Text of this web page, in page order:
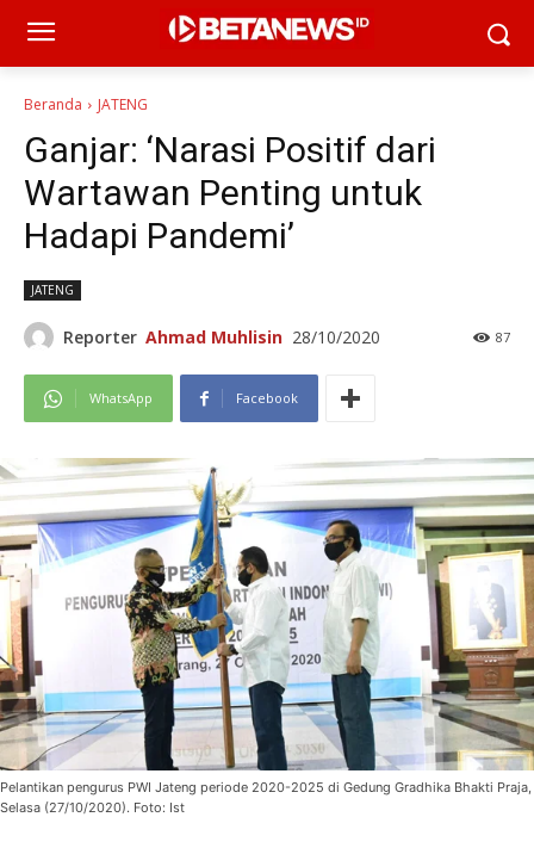
Beranda JATENG
Ganjar: ‘Narasi Positif dari
Wartawan Penting untuk
Hadapi Pandemi’
JATENG
Reporter Ahmad Muhlisin 28/10/2020 87
WhatsApp Facebook
Pelantikan pengurus PWI Jateng periode 2020-2025 di Gedung Gradhika Bhakti Praja,
Selasa (27/10/2020). Foto: Ist